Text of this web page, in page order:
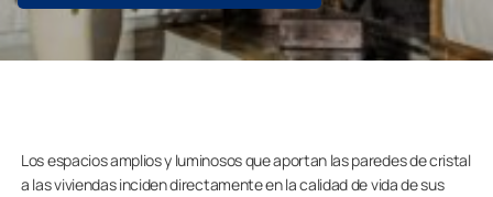
Grupo Lumon
Los espacios amplios y luminosos que aportan las paredes de cristal
a las viviendas inciden directamente en la calidad de vida de sus